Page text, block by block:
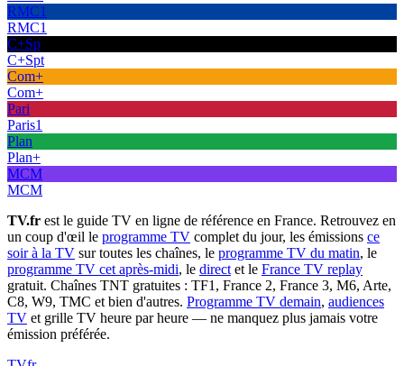
RMC1
RMC1
C+Sp
C+Spt
Com+
Com+
Pari
Paris1
Plan
Plan+
MCM
MCM
TV.fr est le guide TV en ligne de référence en France. Retrouvez en
un coup d'œil le programme TV complet du jour, les émissions ce
soir à la TV sur toutes les chaînes, le programme TV du matin, le
programme TV cet après-midi, le direct et le France TV replay
gratuit. Chaînes TNT gratuites : TF1, France 2, France 3, M6, Arte,
C8, W9, TMC et bien d'autres. Programme TV demain, audiences
TV et grille TV heure par heure — ne manquez plus jamais votre
émission préférée.